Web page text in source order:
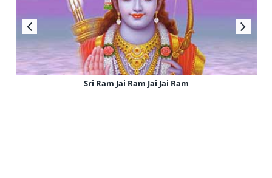
Sri Ram Jai Ram Jai Jai Ram